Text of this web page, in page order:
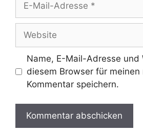
Mail-
Adresse
Name, E-Mail-Adresse und
diesem Browser für meinen
Kommentar speichern.